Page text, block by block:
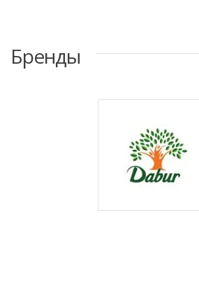
Бренды